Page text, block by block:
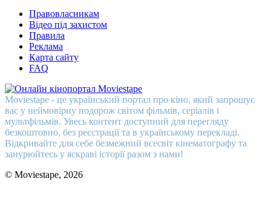
Правовласникам
Відео під захистом
Правила
Реклама
Карта сайту
FAQ
Moviestape - це український портал про кіно, який запрошує
вас у неймовірну подорож світом фільмів, серіалів і
мультфільмів. Увесь контент доступний для перегляду
безкоштовно, без реєстрації та в українському перекладі.
Відкривайте для себе безмежний всесвіт кінематографу та
занурюйтесь у яскраві історії разом з нами!
© Moviestape, 2026